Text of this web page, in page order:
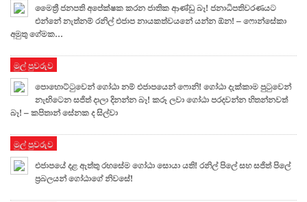
මෛත්‍රී ජනපති අපේක්ෂක කරන ජාතික ආණ්ඩු බෑ! ජනාධිපතිවරණයට
එන්නේ නැත්නම් රනිල් එජාප නායකත්වයනේ යන්න ඕන! – ෆොන්සේකා
අමුතු ගේමක…
මුල් පුවරුව
පොහොට්ටුවෙන් ගෝඨා නම් එජාපයෙන් ෆොනි! ගෝඨා දැක්කාම පුටුවෙන්
නැඟිටෙන සජිත් දාලා දිනන්න බෑ! කරූ ලවා ගෝඨා පරදවන්න හිතන්නවත්
බෑ! – කපිතාන් සේනක ද සිල්වා
මුල් පුවරුව
එජාපයේ දළ ඇත්තු රහසේම ගෝඨා සොයා යති! රනිල් පිලේ සහ සජිත් පිලේ
ප්‍රබලයන් ගෝඨාගේ නිවසේ!